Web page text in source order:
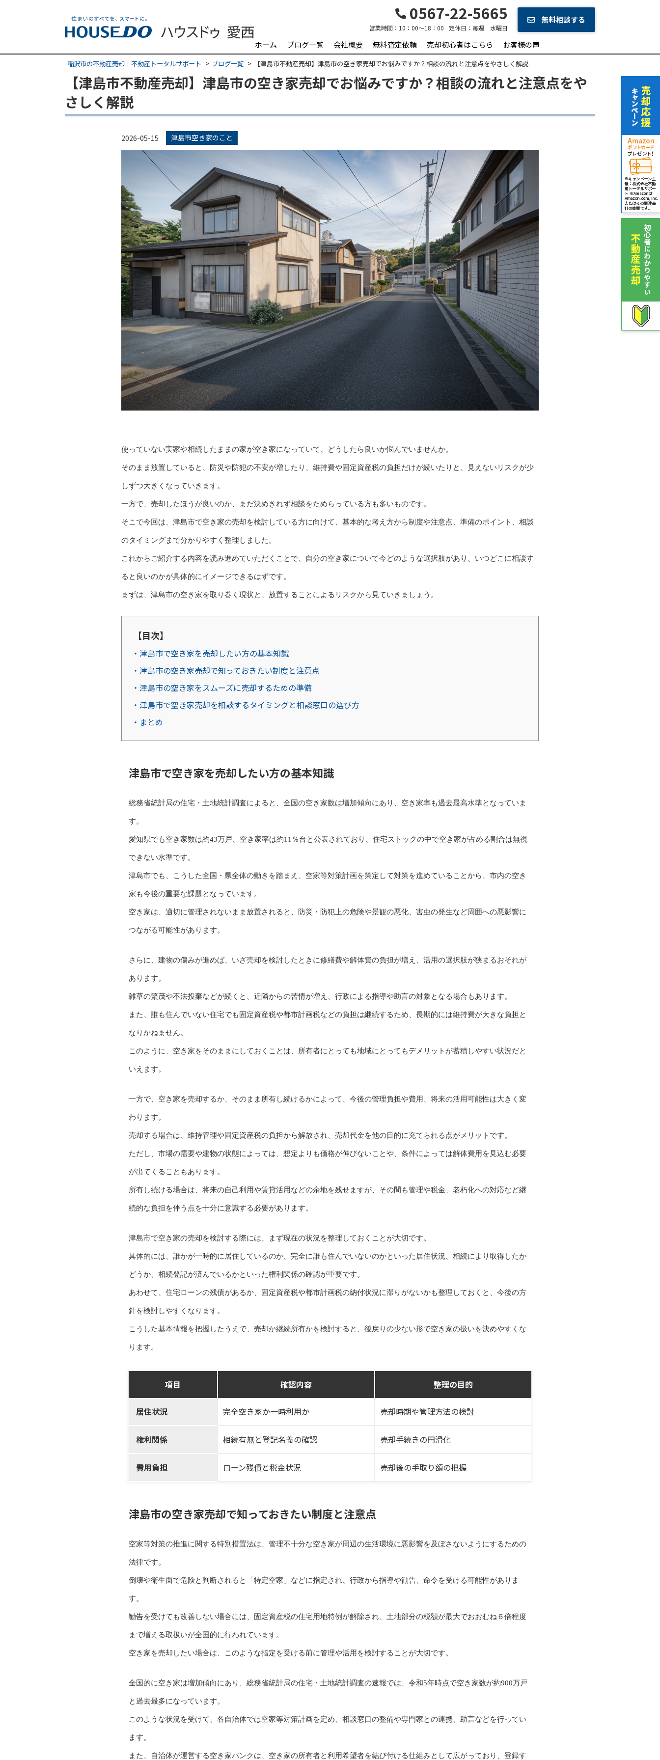
0567-22-5665
営業時間： 10：00～18：00 定休日： 毎週 水曜日
無料相談する
ホーム ブログ一覧 会社概要 無料査定依頼 売却初心者はこちら お客様の声
稲沢市の不動産売却｜不動産トータルサポート ブログ一覧 【津島市不動産売却】津島市の空き家売却でお悩みですか？相談の流れと注意点をやさしく解説
【津島市不動産売却】津島市の空き家売却でお悩みですか？相談の流れと注意点をや
さしく解説
2026-05-15 津島市空き家のこと
使っていない実家や相続したままの家が空き家になっていて、どうしたら良いか悩んでいませんか。
そのまま放置していると、防災や防犯の不安が増したり、維持費や固定資産税の負担だけが続いたりと、見えないリスクが少
しずつ大きくなっていきます。
一方で、売却したほうが良いのか、まだ決めきれず相談をためらっている方も多いものです。
そこで今回は、津島市で空き家の売却を検討している方に向けて、基本的な考え方から制度や注意点、準備のポイント、相談
のタイミングまで分かりやすく整理しました。
これからご紹介する内容を読み進めていただくことで、自分の空き家について今どのような選択肢があり、いつどこに相談す
ると良いのかが具体的にイメージできるはずです。
まずは、津島市の空き家を取り巻く現状と、放置することによるリスクから見ていきましょう。
【目次】
・津島市で空き家を売却したい方の基本知識
・津島市の空き家売却で知っておきたい制度と注意点
・津島市の空き家をスムーズに売却するための準備
・津島市で空き家売却を相談するタイミングと相談窓口の選び方
・まとめ
津島市で空き家を売却したい方の基本知識
総務省統計局の住宅・土地統計調査によると、全国の空き家数は増加傾向にあり、空き家率も過去最高水準となっていま
す。
愛知県でも空き家数は約43万戸、空き家率は約11％台と公表されており、住宅ストックの中で空き家が占める割合は無視
できない水準です。
津島市でも、こうした全国・県全体の動きを踏まえ、空家等対策計画を策定して対策を進めていることから、市内の空き
家も今後の重要な課題となっています。
空き家は、適切に管理されないまま放置されると、防災・防犯上の危険や景観の悪化、害虫の発生など周囲への悪影響に
つながる可能性があります。
さらに、建物の傷みが進めば、いざ売却を検討したときに修繕費や解体費の負担が増え、活用の選択肢が狭まるおそれが
あります。
雑草の繁茂や不法投棄などが続くと、近隣からの苦情が増え、行政による指導や助言の対象となる場合もあります。
また、誰も住んでいない住宅でも固定資産税や都市計画税などの負担は継続するため、長期的には維持費が大きな負担と
なりかねません。
このように、空き家をそのままにしておくことは、所有者にとっても地域にとってもデメリットが蓄積しやすい状況だと
いえます。
一方で、空き家を売却するか、そのまま所有し続けるかによって、今後の管理負担や費用、将来の活用可能性は大きく変
わります。
売却する場合は、維持管理や固定資産税の負担から解放され、売却代金を他の目的に充てられる点がメリットです。
ただし、市場の需要や建物の状態によっては、想定よりも価格が伸びないことや、条件によっては解体費用を見込む必要
が出てくることもあります。
所有し続ける場合は、将来の自己利用や賃貸活用などの余地を残せますが、その間も管理や税金、老朽化への対応など継
続的な負担を伴う点を十分に意識する必要があります。
津島市で空き家の売却を検討する際には、まず現在の状況を整理しておくことが大切です。
具体的には、誰かが一時的に居住しているのか、完全に誰も住んでいないのかといった居住状況、相続により取得したか
どうか、相続登記が済んでいるかといった権利関係の確認が重要です。
あわせて、住宅ローンの残債があるか、固定資産税や都市計画税の納付状況に滞りがないかも整理しておくと、今後の方
針を検討しやすくなります。
こうした基本情報を把握したうえで、売却か継続所有かを検討すると、後戻りの少ない形で空き家の扱いを決めやすくな
ります。
項目 確認内容 整理の目的
居住状況 完全空き家か一時利用か 売却時期や管理方法の検討
権利関係 相続有無と登記名義の確認 売却手続きの円滑化
費用負担 ローン残債と税金状況 売却後の手取り額の把握
津島市の空き家売却で知っておきたい制度と注意点
空家等対策の推進に関する特別措置法は、管理不十分な空き家が周辺の生活環境に悪影響を及ぼさないようにするための
法律です。
倒壊や衛生面で危険と判断されると「特定空家」などに指定され、行政から指導や勧告、命令を受ける可能性がありま
す。
勧告を受けても改善しない場合には、固定資産税の住宅用地特例が解除され、土地部分の税額が最大でおおむね６倍程度
まで増える取扱いが全国的に行われています。
空き家を売却したい場合は、このような指定を受ける前に管理や活用を検討することが大切です。
全国的に空き家は増加傾向にあり、総務省統計局の住宅・土地統計調査の速報では、令和5年時点で空き家数が約900万戸
と過去最多になっています。
このような状況を受けて、各自治体では空家等対策計画を定め、相談窓口の整備や専門家との連携、助言などを行ってい
ます。
また、自治体が運営する空き家バンクは、空き家の所有者と利用希望者を結び付ける仕組みとして広がっており、登録す